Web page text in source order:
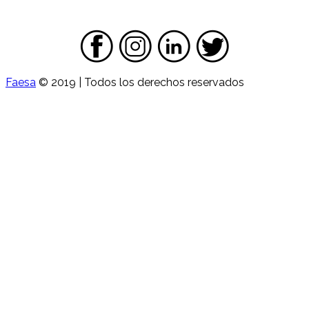
Faesa © 2019 | Todos los derechos reservados